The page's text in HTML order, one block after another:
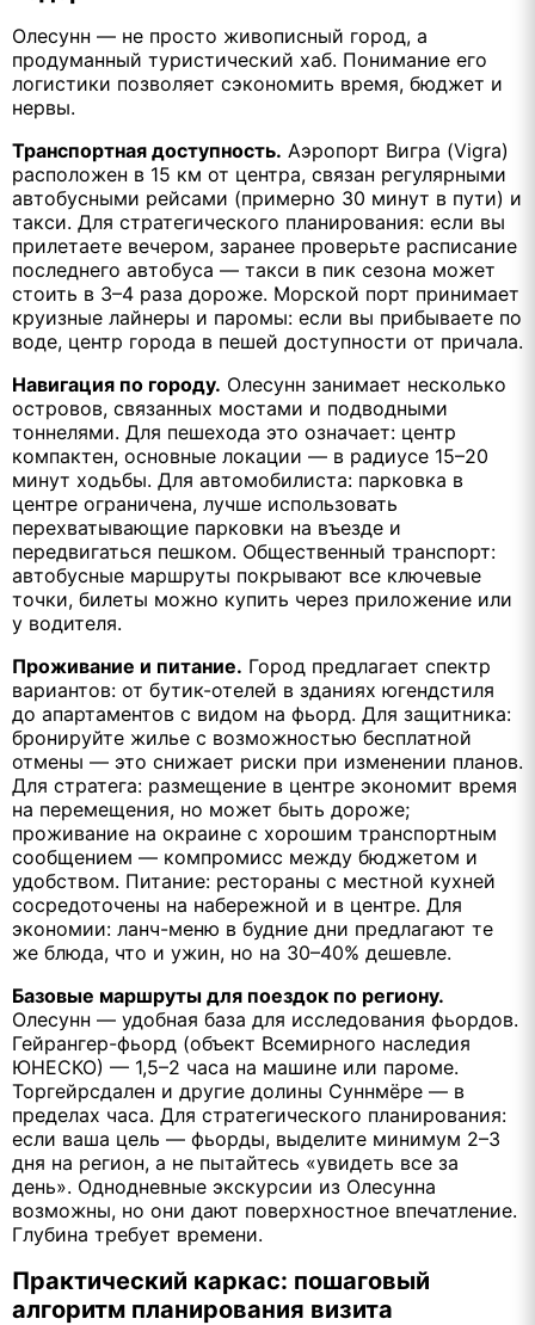
Олесунн — не просто живописный город, а
продуманный туристический хаб. Понимание его
логистики позволяет сэкономить время, бюджет и
нервы.
Транспортная доступность. Аэропорт Вигра (Vigra)
расположен в 15 км от центра, связан регулярными
автобусными рейсами (примерно 30 минут в пути) и
такси. Для стратегического планирования: если вы
прилетаете вечером, заранее проверьте расписание
последнего автобуса — такси в пик сезона может
стоить в 3–4 раза дороже. Морской порт принимает
круизные лайнеры и паромы: если вы прибываете по
воде, центр города в пешей доступности от причала.
Навигация по городу. Олесунн занимает несколько
островов, связанных мостами и подводными
тоннелями. Для пешехода это означает: центр
компактен, основные локации — в радиусе 15–20
минут ходьбы. Для автомобилиста: парковка в
центре ограничена, лучше использовать
перехватывающие парковки на въезде и
передвигаться пешком. Общественный транспорт:
автобусные маршруты покрывают все ключевые
точки, билеты можно купить через приложение или
у водителя.
Проживание и питание. Город предлагает спектр
вариантов: от бутик-отелей в зданиях югендстиля
до апартаментов с видом на фьорд. Для защитника:
бронируйте жилье с возможностью бесплатной
отмены — это снижает риски при изменении планов.
Для стратега: размещение в центре экономит время
на перемещения, но может быть дороже;
проживание на окраине с хорошим транспортным
сообщением — компромисс между бюджетом и
удобством. Питание: рестораны с местной кухней
сосредоточены на набережной и в центре. Для
экономии: ланч-меню в будние дни предлагают те
же блюда, что и ужин, но на 30–40% дешевле.
Базовые маршруты для поездок по региону.
Олесунн — удобная база для исследования фьордов.
Гейрангер-фьорд (объект Всемирного наследия
ЮНЕСКО) — 1,5–2 часа на машине или пароме.
Торгейрсдален и другие долины Суннмёре — в
пределах часа. Для стратегического планирования:
если ваша цель — фьорды, выделите минимум 2–3
дня на регион, а не пытайтесь «увидеть все за
день». Однодневные экскурсии из Олесунна
возможны, но они дают поверхностное впечатление.
Глубина требует времени.
Практический каркас: пошаговый
алгоритм планирования визита